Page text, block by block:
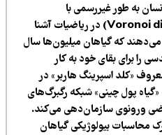
که انسان به طور غیررسمی با
«نمودارهای ورونوی» (Voronoi diagrams) در ریاضیات آشنا
که گیاهان میلیون‌ها سال
بقای خود به کار
اسپرینگ هاربر» در
پول چینی» شبکه رگبرگ‌های
سازمان‌دهی می‌کند.
بیولوژیکی گیاهان